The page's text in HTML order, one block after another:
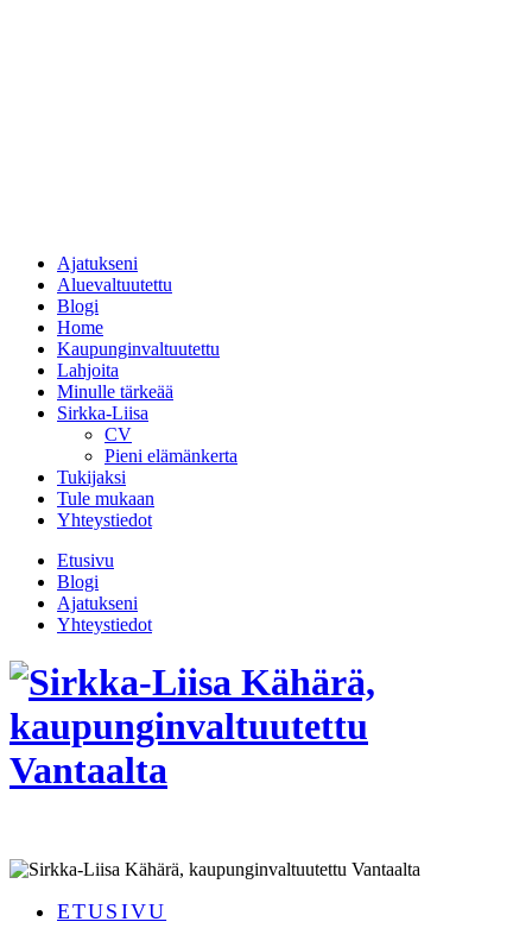
Ajatukseni
Aluevaltuutettu
Blogi
Home
Kaupunginvaltuutettu
Lahjoita
Minulle tärkeää
Sirkka-Liisa
CV
Pieni elämänkerta
Tukijaksi
Tule mukaan
Yhteystiedot
Etusivu
Blogi
Ajatukseni
Yhteystiedot
ETUSIVU